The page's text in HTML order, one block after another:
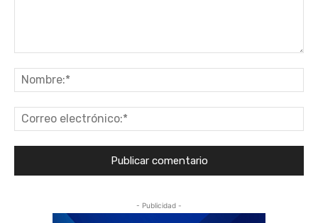
- Publicidad -